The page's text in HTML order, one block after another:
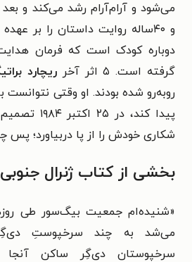
می‌شود و آرام‌آرام رشد می‌کند و
و ۴۰ساله روایت داستان را بر
دوباره کودک است که فرمان
گرفته است. ۵ اثر آخر
ریچارد
رو‌به‌رو شده بودند. او وقتی
پیدا کند،
شکاری خودش را از پا دربیاورد؛ پس
بخشی از کتاب ژنرال
«شنیده‌ام جمعیت بیگ‌سور طی
می‌شد به چند سرخپوستِ
سرخپوستان دی‌گِر ساکن